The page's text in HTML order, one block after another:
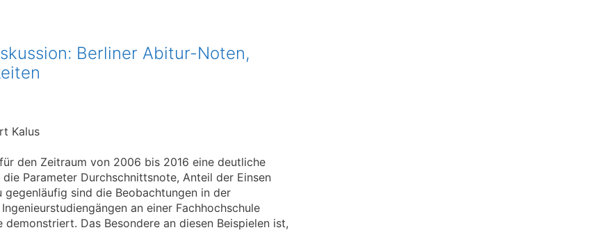
Berliner Abitur-Noten,
Kalus
den Zeitraum von 2006 bis 2016 eine deutliche
Parameter Durchschnittsnote, Anteil der Einsen
sind die Beobachtungen in der
an einer Fachhochschule
Das Besondere an diesen Beispielen ist,